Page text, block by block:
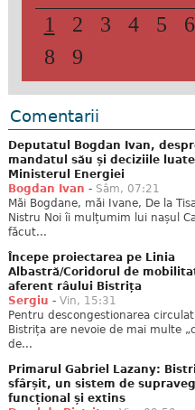
1 2 3 4 5 6
8
9
Comentarii
Deputatul Bogdan Ivan,
mandatul său și deciziile
Ministerul Energiei
Bogdan Ivan - Sâm, 07:21
Măi Bogdane, măi Ivane, De la
Nistru Noi îi mulțumim lui nașul
făcut...
Începe proiectarea pe Linia
Albastră/Coridorul de
aferent râului Bistrița
Sergiu - Vin, 15:31
Pentru descongestionarea
Bistrița are nevoie de mai multe
de...
Primarul Gabriel Lazany:
sfârșit, un sistem de
funcțional și extins